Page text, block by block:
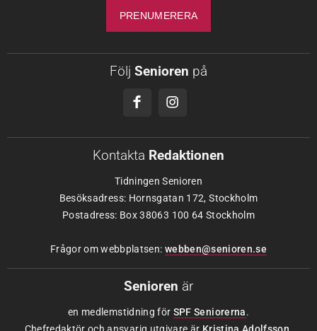
Följ Senioren på
Kontakta Redaktionen
Tidningen Senioren
Besöksadress: Hornsgatan 172, Stockholm
Postadress: Box 38063 100 64 Stockholm
Frågor om webbplatsen: webben@senioren.se
Senioren är
en medlemstidning för SPF Seniorerna.